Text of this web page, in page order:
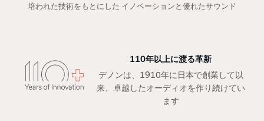
培われた技術をもとにした イノベーションと優れたサウンド
110年以上に渡る革新
デノンは、1910年に日本で創業して以
来、卓越したオーディオを作り続けてい
ます